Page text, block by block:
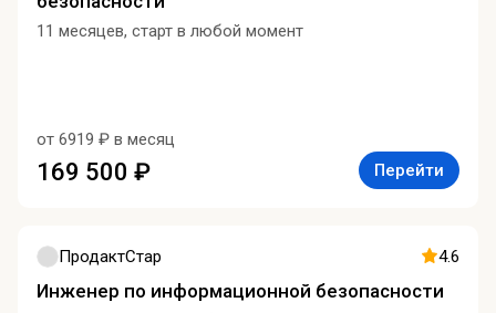
11 месяцев, старт в любой момент
от 6919 ₽ в месяц
169 500 ₽ Перейти
ПродактСтар 4.6
Инженер по информационной безопасности